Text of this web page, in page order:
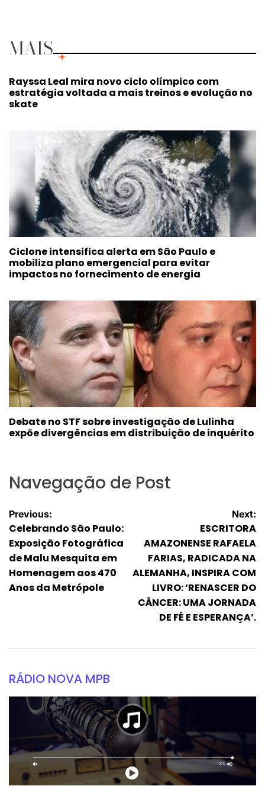
MAIS
Rayssa Leal mira novo ciclo olímpico com
estratégia voltada a mais treinos e evolução no
skate
Ciclone intensifica alerta em São Paulo e
mobiliza plano emergencial para evitar
impactos no fornecimento de energia
Debate no STF sobre investigação de Lulinha
expõe divergências em distribuição de inquérito
Navegação de Post
Previous:
Celebrando São Paulo:
Exposição Fotográfica
de Malu Mesquita em
Homenagem aos 470
Anos da Metrópole
Next:
ESCRITORA
AMAZONENSE RAFAELA
FARIAS, RADICADA NA
ALEMANHA, INSPIRA COM
LIVRO: ‘RENASCER DO
CÂNCER: UMA JORNADA
DE FÉ E ESPERANÇA’.
RÁDIO NOVA MPB